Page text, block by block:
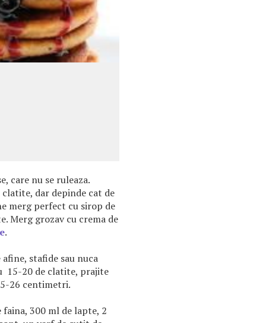
care nu se ruleaza.
dar depinde cat de
merg perfect cu sirop de
Merg grozav cu crema de
.
stafide sau nuca
15-20 de clatite, prajite
26 centimetri.
300 ml de lapte, 2